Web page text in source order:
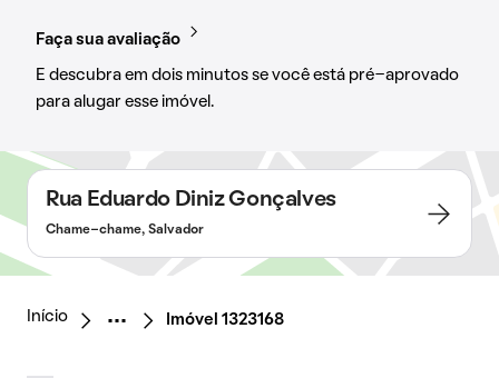
Faça sua avaliação
E descubra em dois minutos se você está pré-aprovado
para alugar esse imóvel.
Rua Eduardo Diniz Gonçalves
Chame-chame, Salvador
Início Imóvel 1323168